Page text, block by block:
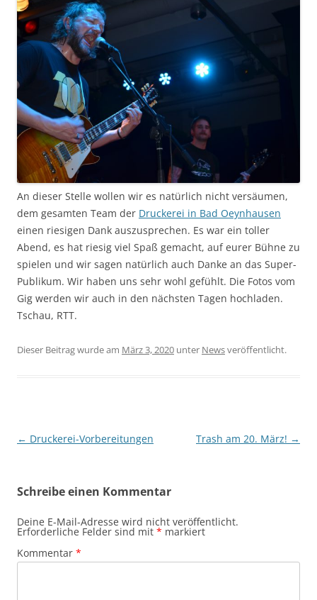
An dieser Stelle wollen wir es natürlich nicht versäumen,
dem gesamten Team der Druckerei in Bad Oeynhausen
einen riesigen Dank auszusprechen. Es war ein toller
Abend, es hat riesig viel Spaß gemacht, auf eurer Bühne zu
spielen und wir sagen natürlich auch Danke an das Super-
Publikum. Wir haben uns sehr wohl gefühlt. Die Fotos vom
Gig werden wir auch in den nächsten Tagen hochladen.
Tschau, RTT.
Dieser Beitrag wurde am März 3, 2020 unter Newsveröffentlicht.
Beitragsnavigation
← Druckerei-Vorbereitungen Trash am 20. März! →
Schreibe einen Kommentar
Deine E-Mail-Adresse wird nicht veröffentlicht.
Erforderliche Felder sind mit * markiert
Kommentar *